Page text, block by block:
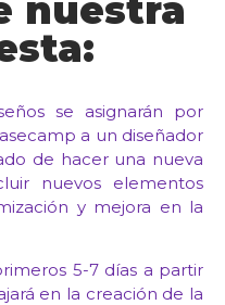
nuestra
se asignarán por
a un diseñador
de hacer una nueva
nuevos elementos
y mejora en la
5-7 días a partir
en la creación de la